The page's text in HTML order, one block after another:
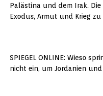
Palästina und dem Irak.
Exodus, Armut und Krieg zu
SPIEGEL ONLINE: Wieso
nicht ein, um Jordanien